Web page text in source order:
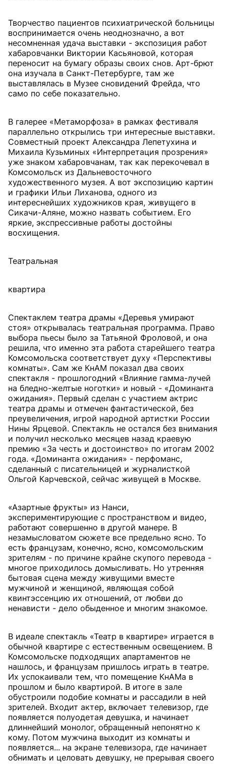
Творчество пациентов психиатрической больницы
воспринимается очень неоднозначно, а вот
несомненная удача выставки - экспозиция работ
хабаровчанки Виктории Касьяновой, которая
переносит на бумагу образы своих снов. Арт-брют
она изучала в Санкт-Петербурге, там же
выставлялась в Музее сновидений Фрейда, что
само по себе показательно.
В галерее «Метаморфоза» в рамках фестиваля
параллельно открылись три интересные выставки.
Совместный проект Александра Лепетухина и
Михаила Кузьминых «Интерпретация прозрения»
уже знаком хабаровчанам, так как перекочевал в
Комсомольск из Дальневосточного
художественного музея. А вот экспозицию картин
и графики Ильи Лиханова, одного из
интереснейших художников края, живущего в
Сикачи-Аляне, можно назвать событием. Его
яркие, экспрессивные работы достойны
восхищения.
Театральная
квартира
Спектаклем театра драмы «Деревья умирают
стоя» открывалась театральная программа. Право
выбора пьесы было за Татьяной Фроловой, и она
решила, что именно эта работа старейшего театра
Комсомольска соответствует духу «Перспективы
комнаты». Сам же КнАМ показал два своих
спектакля - прошлогодний «Влияние гамма-лучей
на бледно-желтые ноготки» и новый - «Доминанта
ожидания». Первый сделан с участием актрис
театра драмы и отмечен фантастической, без
преувеличения, игрой народной артистки России
Нины Ярцевой. Спектакль не остался без внимания
и получил несколько месяцев назад краевую
премию «За честь и достоинство» по итогам 2002
года. «Доминанта ожидания» - перфоманс,
сделанный с писательницей и журналисткой
Ольгой Карчевской, сейчас живущей в Москве.
«Азартные фрукты» из Нанси,
экспериментирующие с пространством и видео,
работают совершенно в другой манере. В
незамысловатом сюжете все предельно ясно. То
есть французам, конечно, ясно, комсомольским
зрителям - по причине крайне скупого перевода -
многое приходилось домысливать. Но утренняя
бытовая сцена между живущими вместе
мужчиной и женщиной, являющая собой
квинтэссенцию их отношений, от любви до
ненависти - дело обыденное и многим знакомое.
В идеале спектакль «Театр в квартире» играется в
обычной квартире с естественным освещением. В
Комсомольске подходящих апартаментов не
нашлось, и французам пришлось играть в театре.
Их успокаивали тем, что помещение КнАМа в
прошлом и было квартирой. В итоге в зале
обустроили подобие комнаты и рассадили в ней
зрителей. Входит актер, включает телевизор, где
появляется полуодетая девушка, и начинает
длиннейший монолог, обращенный непонятно к
кому. Потом мужчина выходит из комнаты и
появляется... на экране телевизора, где начинает
обнимать и целовать девушку, не прерывая своего